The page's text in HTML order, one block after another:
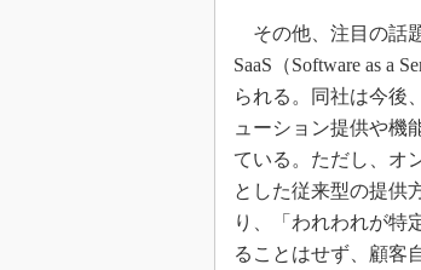
その他、注目の話
SaaS（Software as a
られる。同社は今後
ューション提供や機
ている。ただし、オ
とした従来型の提供
り、「われわれが特
ることはせず、顧客